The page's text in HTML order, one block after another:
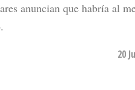
anuncian que habría al
20